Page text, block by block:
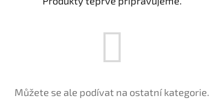
Můžete se ale podívat na ostatní kategorie.